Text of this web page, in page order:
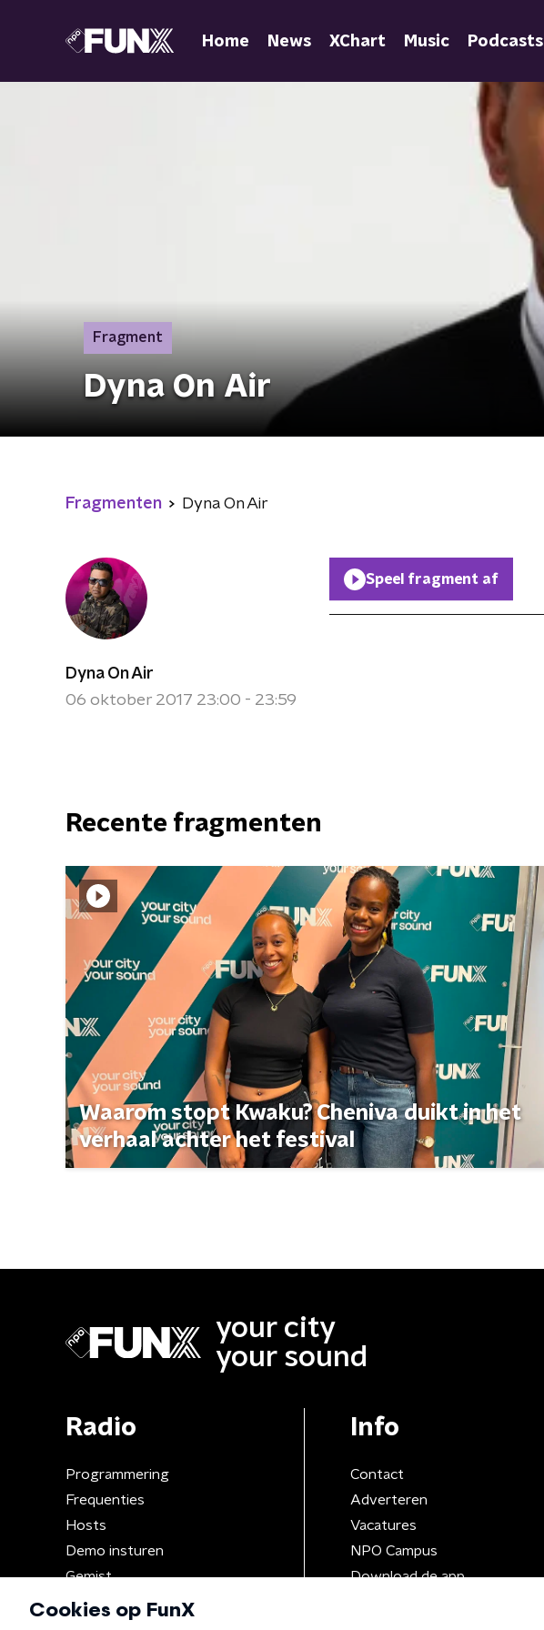
Home News XChart Music Podcasts
Fragment
Dyna On Air
Fragmenten Dyna On Air
Dyna On Air
06 oktober 2017 23:00 - 23:59
Speel fragment af
Recente fragmenten
Waarom stopt Kwaku? Cheniva duikt in het
verhaal achter het festival
your city
your sound
Radio
Programmering
Frequenties
Hosts
Demo insturen
Gemist
Info
Contact
Adverteren
Vacatures
NPO Campus
Download de app